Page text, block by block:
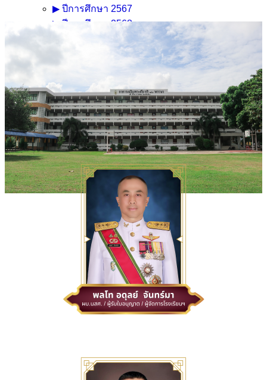
▶ ปีการศึกษา 2567
▶ ปีการศึกษา 2568
▶ ปีการศึกษา 2569